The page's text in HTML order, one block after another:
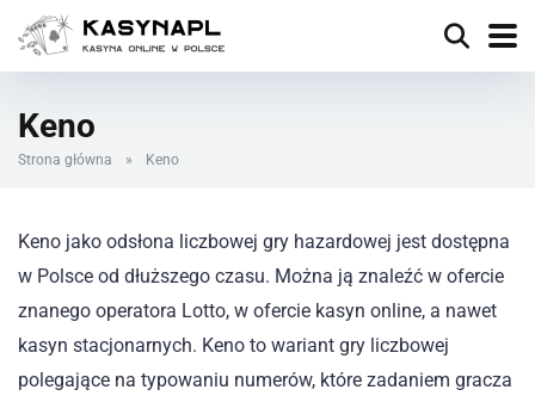
Keno
Strona główna » Keno
Keno jako odsłona liczbowej gry hazardowej jest dostępna
w Polsce od dłuższego czasu. Można ją znaleźć w ofercie
znanego operatora Lotto, w ofercie kasyn online, a nawet
kasyn stacjonarnych. Keno to wariant gry liczbowej
polegające na typowaniu numerów, które zadaniem gracza